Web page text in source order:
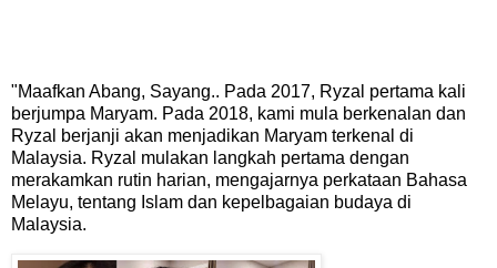
"Maafkan Abang, Sayang.. Pada 2017, Ryzal pertama kali
berjumpa Maryam. Pada 2018, kami mula berkenalan dan
Ryzal berjanji akan menjadikan Maryam terkenal di
Malaysia. Ryzal mulakan langkah pertama dengan
merakamkan rutin harian, mengajarnya perkataan Bahasa
Melayu, tentang Islam dan kepelbagaian budaya di
Malaysia.